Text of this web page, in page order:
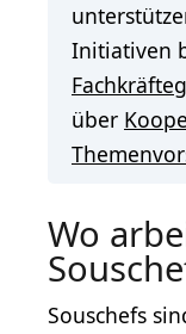
Initiativen
über
Wo
Souschefs